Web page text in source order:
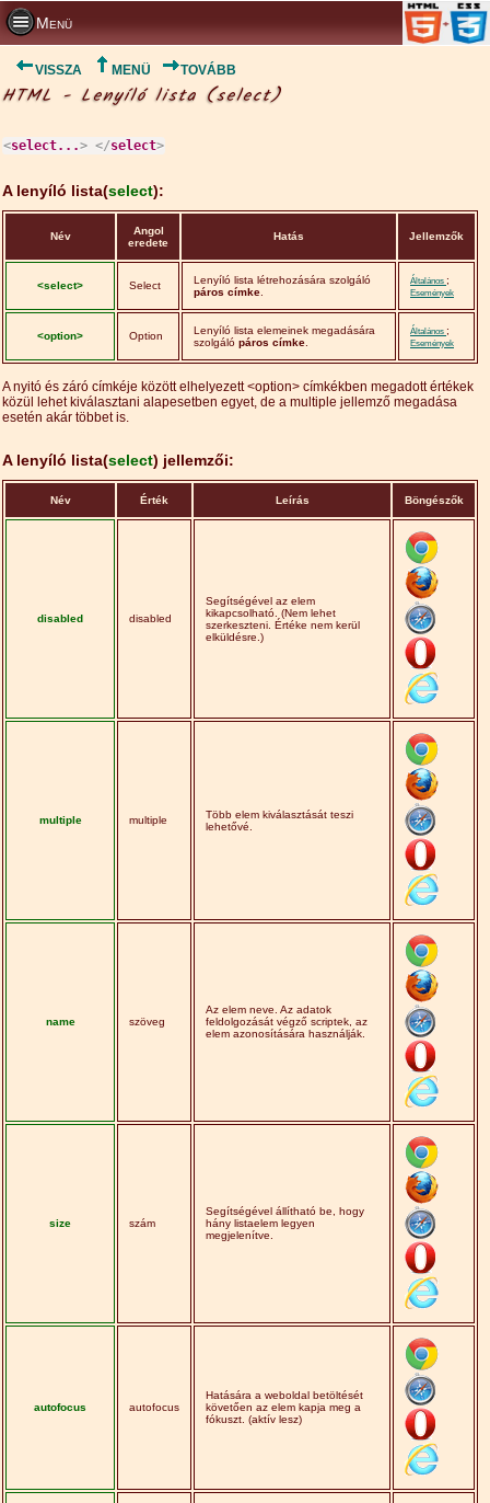
Menü
VISSZA MENÜ TOVÁBB
HTML - Lenyíló lista (select)
<select...> </select>
A lenyíló lista(select):
Név
Angol
eredete
Hatás Jellemzők
<select> Select
Lenyíló lista létrehozására szolgáló
páros címke
Általános ;
Események
<option> Option
Lenyíló lista elemeinek megadására
szolgáló páros címke
Általános ;
Események
A nyitó és záró címkéje között elhelyezett <option> címkékben megadott értékek
közül lehet kiválasztani alapesetben egyet, de a multiple jellemző megadása
esetén akár többet is.
A lenyíló lista(select) jellemzői:
Név Érték Leírás Böngészők
disabled disabled
Segítségével az elem
kikapcsolható. (Nem lehet
szerkeszteni. Értéke nem kerül
elküldésre.)
multiple multiple
Több elem kiválasztását teszi
lehetővé.
name szöveg
Az elem neve. Az adatok
feldolgozását végző scriptek, az
elem azonosítására használják.
size szám
Segítségével állítható be, hogy
hány listaelem legyen
megjelenítve.
autofocus autofocus
Hatására a weboldal betöltését
követően az elem kapja meg a
fókuszt. (aktív lesz)